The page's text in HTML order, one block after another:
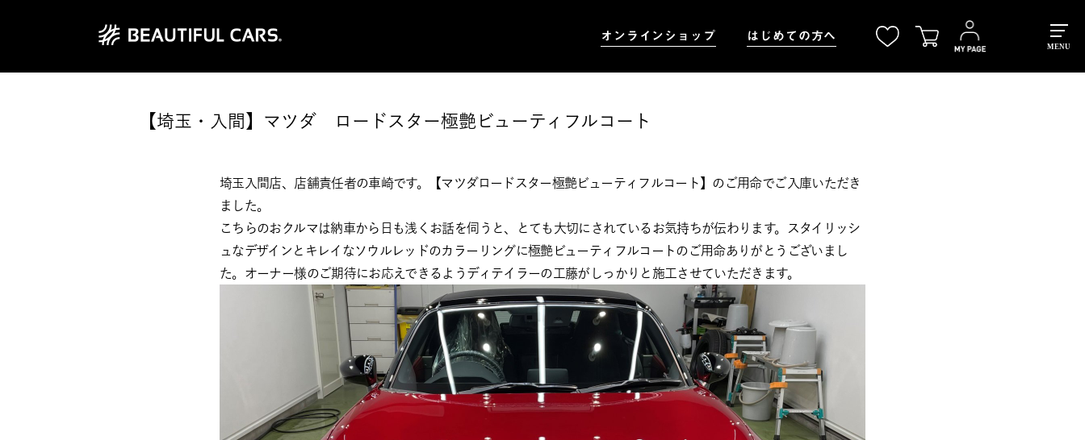
オンラインショップ はじめての方へ
MENU
【埼玉・入間】マツダ ロードスター極艶ビューティフルコート
埼玉入間店、店舗責任者の車崎です。【マツダロードスター極艶ビューティフルコート】のご用命でご入庫いただき
ました。
こちらのおクルマは納車から日も浅くお話を伺うと、とても大切にされているお気持ちが伝わります。スタイリッシ
ュなデザインとキレイなソウルレッドのカラーリングに極艶ビューティフルコートのご用命ありがとうございまし
た。オーナー様のご期待にお応えできるようディテイラーの工藤がしっかりと施工させていただきます。